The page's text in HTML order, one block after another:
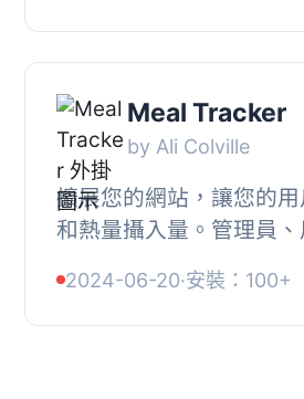
章中可以直接創建各種...
Meal Tracker
by Ali Colville
擴展您的網站，讓您的
和熱量攝入量。管理員
路里目標都可以設置。,
信息，請閱讀我...
2024-06-20·安裝：100+